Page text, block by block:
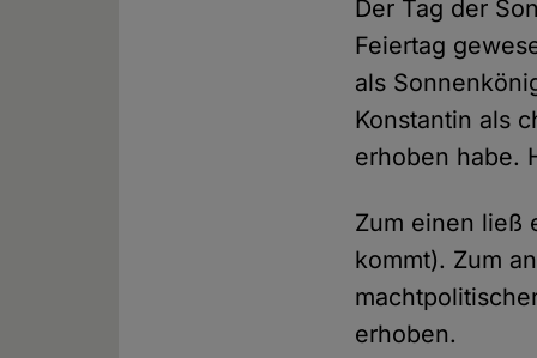
Der Tag der
Feiertag
als
Konstantin als
erhoben habe.
Zum einen ließ
kommt). Zum
erhoben.